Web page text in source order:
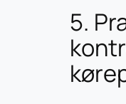
5.